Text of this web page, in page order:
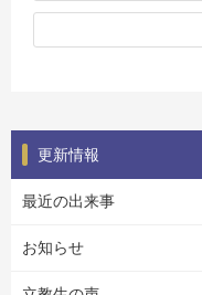
更新情報
最近の出来事
お知らせ